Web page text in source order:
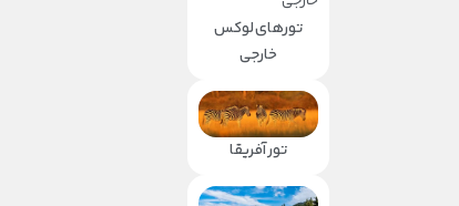
تورهای لوکس
خارجی
تور آفریقا